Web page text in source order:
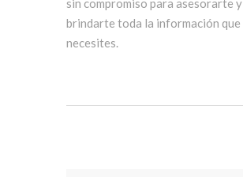
sin compromiso para asesorarte y
brindarte toda la información que
necesites.